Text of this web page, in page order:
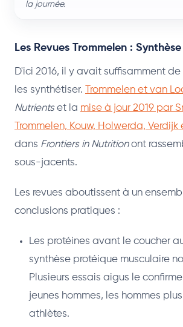
la journée.
Les Revues Trommelen : Synthèse
D'ici 2016, il y avait suffisamment
les synthétiser.
Trommelen et van
Nutrientset la mise à jour 2019 par
Trommelen, Kouw, Holwerda,
dans Frontiers in Nutritionont
sous-jacents.
Les revues aboutissent à un
conclusions pratiques :
Les protéines avant le coucher
synthèse protéique musculaire
Plusieurs essais aigus le
jeunes hommes, les hommes
athlètes.